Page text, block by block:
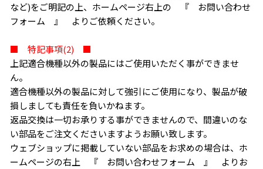
など)をご明記の上、ホームページ右上の 『 お問い合わせ
フォーム 』 よりご依頼ください。
■ 特記事項(2) ■
上記適合機種以外の製品にはご使用いただく事ができませ
ん。
適合機種以外の製品に対して強引にご使用になり、製品が破
損しましても責任を負いかねます。
返品交換は一切お承りする事ができませんので、間違いのな
い部品をご注文くださいますようお願い致します。
ウェブショップに掲載していない部品をお求めの場合は、ホ
ームページの右上 『 お問い合わせフォーム 』 よりお